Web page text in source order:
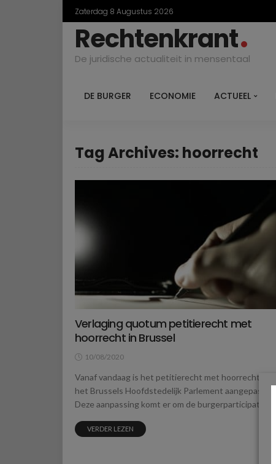
Zaterdag 8 Augustus 2026
Rechtenkrant
De juridische actualiteit in mensentaal
DE BURGER ECONOMIE ACTUEEL
Tag Archives: hoorrecht
Verlaging quotum petitierecht met
hoorrecht in Brussel
10/08/2020
Vanaf vandaag is het petitierecht met hoorrecht voor
het Brussels Hoofdstedelijk Parlement aangepast.
Deze aanpassing komt er om de burgerparticipatie...
VERDER LEZEN